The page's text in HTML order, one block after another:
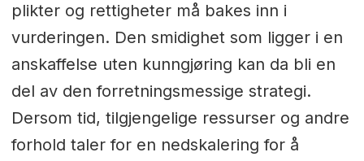
plikter og rettigheter må bakes inn i
vurderingen. Den smidighet som ligger i en
anskaffelse uten kunngjøring kan da bli en
del av den forretningsmessige strategi.
Dersom tid, tilgjengelige ressurser og andre
forhold taler for en nedskalering for å